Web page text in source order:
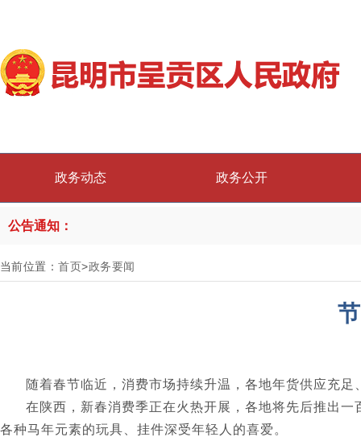
政务动态 政务公开
公告通知：
当前位置：首页>政务要闻
随着春节临近，消费市场持续升温，各地年货供应充
在陕西，新春消费季正在火热开展，各地将先后推出
各种马年元素的玩具、挂件深受年轻人的喜爱。